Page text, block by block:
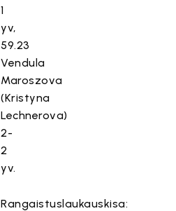
1
yv,
59.23
Vendula
Maroszova
(Kristyna
Lechnerova)
2-
2
yv.
Rangaistuslaukauskisa: